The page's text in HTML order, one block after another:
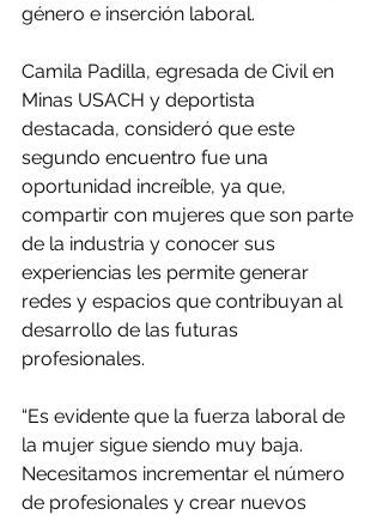
género e inserción laboral.
Camila Padilla, egresada de Civil en
Minas USACH y deportista
destacada, consideró que este
segundo encuentro fue una
oportunidad increíble, ya que,
compartir con mujeres que son parte
de la industria y conocer sus
experiencias les permite generar
redes y espacios que contribuyan al
desarrollo de las futuras
profesionales.
“Es evidente que la fuerza laboral de
la mujer sigue siendo muy baja.
Necesitamos incrementar el número
de profesionales y crear nuevos